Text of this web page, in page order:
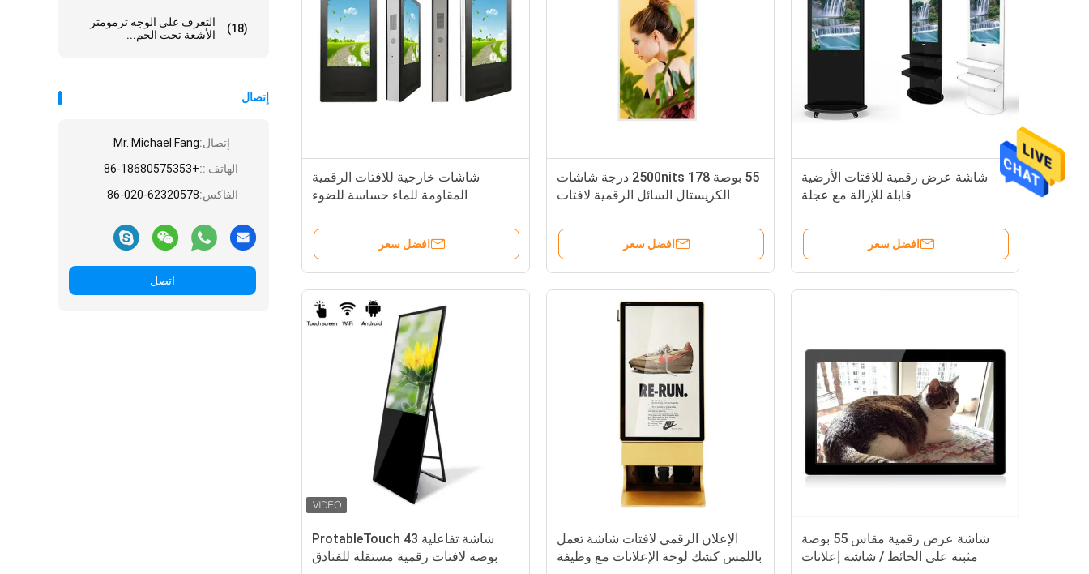
التعرف على الوجه ترمومتر
الأشعة تحت الحم...
(18)
إتصال
إتصال:Mr. Michael Fang
الهاتف ::+86-18680575353
الفاكس:86-020-62320578
اتصل
شاشات خارجية للافتات الرقمية
المقاومة للماء حساسة للضوء
افضل سعر
55 بوصة 2500nits 178 درجة شاشات
الكريستال السائل الرقمية لافتات
افضل سعر
شاشة عرض رقمية للافتات الأرضية
قابلة للإزالة مع عجلة
افضل سعر
شاشة تفاعلية ProtableTouch 43
بوصة لافتات رقمية مستقلة للفنادق
الإعلان الرقمي لافتات شاشة تعمل
باللمس كشك لوحة الإعلانات مع وظيفة
شاشة عرض رقمية مقاس 55 بوصة
مثبتة على الحائط / شاشة إعلانات